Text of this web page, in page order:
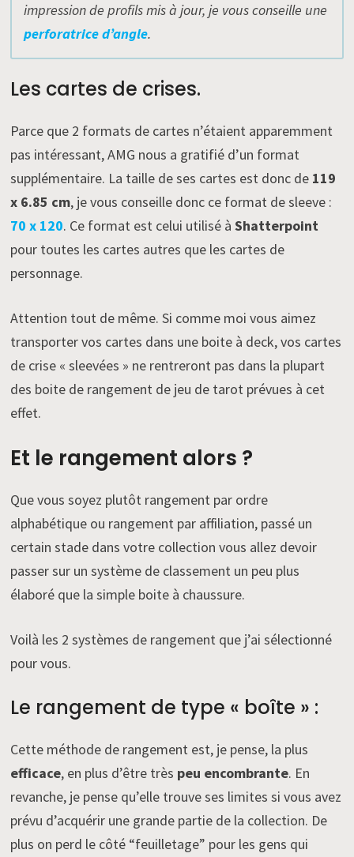
impression de profils mis à jour, je vous conseille une
perforatrice d’angle.
Les cartes de crises.
Parce que 2 formats de cartes n’étaient apparemment
pas intéressant, AMG nous a gratifié d’un format
supplémentaire. La taille de ses cartes est donc de 119
x 6.85 cm, je vous conseille donc ce format de sleeve :
70 x 120. Ce format est celui utilisé àShatterpoint
pour toutes les cartes autres que les cartes de
personnage.
Attention tout de même. Si comme moi vous aimez
transporter vos cartes dans une boite à deck, vos cartes
de crise « sleevées » ne rentreront pas dans la plupart
des boite de rangement de jeu de tarot prévues à cet
effet.
Et le rangement alors ?
Que vous soyez plutôt rangement par ordre
alphabétique ou rangement par affiliation, passé un
certain stade dans votre collection vous allez devoir
passer sur un système de classement un peu plus
élaboré que la simple boite à chaussure.
Voilà les 2 systèmes de rangement que j’ai sélectionné
pour vous.
Le rangement de type « boîte » :
Cette méthode de rangement est, je pense, la plus
efficace, en plus d’être très peu encombrante. En
revanche, je pense qu’elle trouve ses limites si vous avez
prévu d’acquérir une grande partie de la collection. De
plus on perd le côté “feuilletage” pour les gens qui